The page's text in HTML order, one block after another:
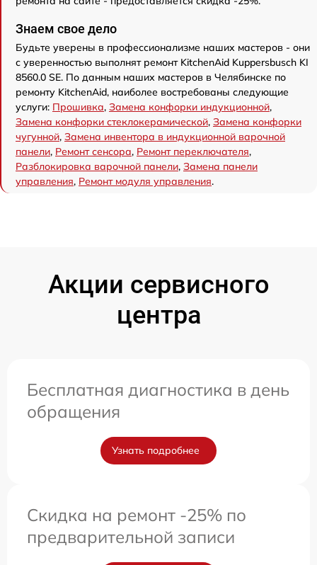
Знаем свое дело
Будьте уверены в профессионализме наших мастеров - они
с уверенностью выполнят ремонт KitchenAid Kuppersbusch KI
8560.0 SE. По данным наших мастеров в Челябинске по
ремонту KitchenAid, наиболее востребованы следующие
услуги: Прошивка, Замена конфорки индукционной,
Замена конфорки стеклокерамической, Замена конфорки
чугунной, Замена инвентора в индукционной варочной
панели, Ремонт сенсора, Ремонт переключателя,
Разблокировка варочной панели, Замена панели
управления, Ремонт модуля управления.
Акции сервисного
центра
Бесплатная диагностика в день
обращения
Узнать подробнее
Скидка на ремонт -25% по
предварительной записи